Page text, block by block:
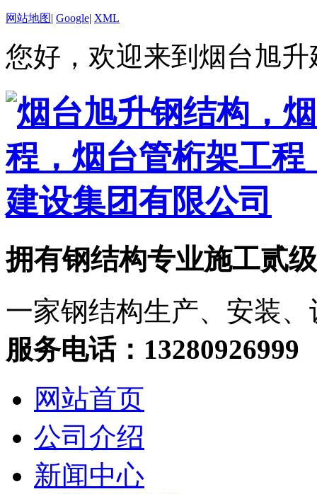
网站地图| Google| XML
您好，欢迎来到烟台旭
拥有钢结构专业施工贰
一家钢结构生产、安装
服务电话：13280926999
网站首页
公司介绍
新闻中心